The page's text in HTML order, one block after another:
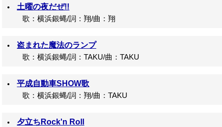
土曜の夜だぜ!!
歌：横浜銀蝿/詞：翔/曲：翔
盗まれた魔法のランプ
歌：横浜銀蝿/詞：TAKU/曲：TAKU
平成自動車SHOW歌
歌：横浜銀蝿/詞：翔/曲：TAKU
夕立ちRock'n Roll